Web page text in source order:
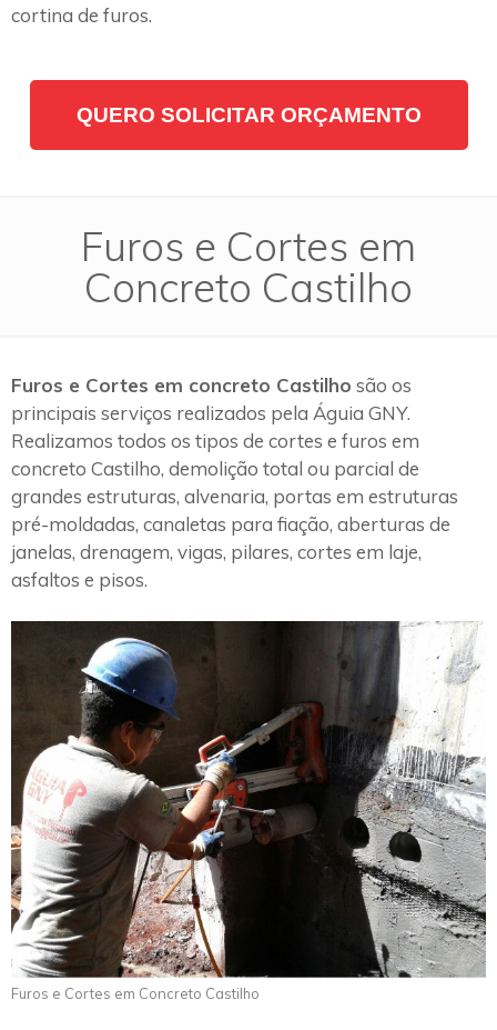
cortina de furos.
QUERO SOLICITAR ORÇAMENTO
Furos e Cortes em
Concreto Castilho
Furos e Cortes em concreto Castilho são os
principais serviços realizados pela Águia GNY.
Realizamos todos os tipos de cortes e furos em
concreto Castilho, demolição total ou parcial de
grandes estruturas, alvenaria, portas em estruturas
pré-moldadas, canaletas para fiação, aberturas de
janelas, drenagem, vigas, pilares, cortes em laje,
asfaltos e pisos.
Furos e Cortes em Concreto Castilho